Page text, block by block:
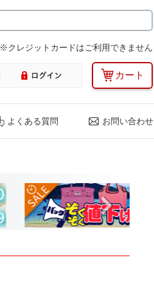
※クレジットカードはご利用できません
カート
よくある質問 お問い合わせ
Next